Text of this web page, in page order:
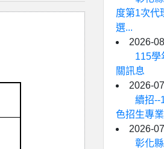
度第1次代
選...
2026-
115學
關訊息
2026-
續招--
色招生專
2026-
彰化